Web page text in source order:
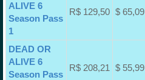
ALIVE 6
Season Pass
1
R$ 129,50 $ 65,09
DEAD OR
ALIVE 6
Season Pass
R$ 208,21 $ 55,99